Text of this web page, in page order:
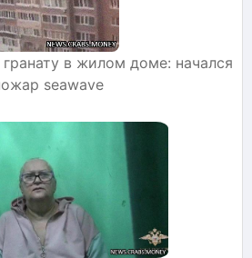
в жилом доме: начался
seawave